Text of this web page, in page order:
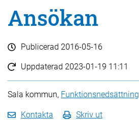
Ansökan
Publicerad 2016-05-16
Uppdaterad 2023-01-19 11:11
Sala kommun, Funktionsnedsättning
Kontakta Skriv ut